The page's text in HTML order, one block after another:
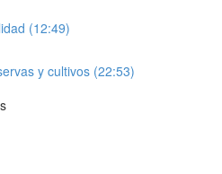
(12:49)
y cultivos (22:53)